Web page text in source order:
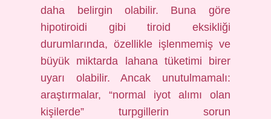
daha belirgin olabilir. Buna göre
hipotiroidi gibi tiroid eksikliği
durumlarında, özellikle işlenmemiş ve
büyük miktarda lahana tüketimi birer
uyarı olabilir. Ancak unutulmamalı:
araştırmalar, “normal iyot alımı olan
kişilerde” turpgillerin sorun